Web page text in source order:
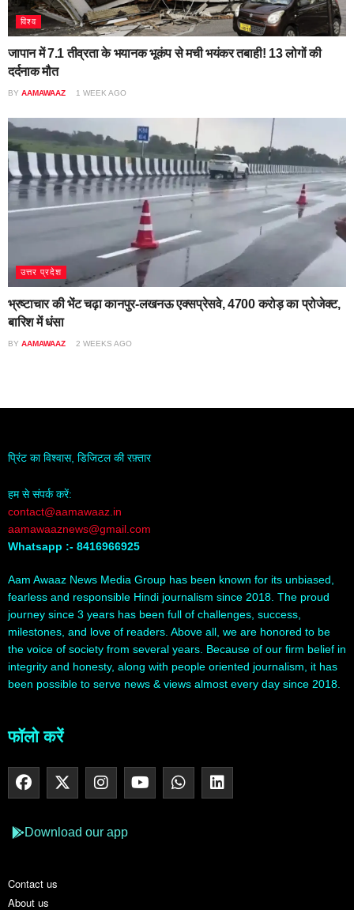
विश्व
जापान में 7.1 तीव्रता के भयानक भूकंप से मची भयंकर तबाही! 13 लोगों की
दर्दनाक मौत
BY AAMAWAAZ 1 WEEK AGO
उत्तर प्रदेश
भ्रष्टाचार की भेंट चढ़ा कानपुर-लखनऊ एक्सप्रेसवे, 4700 करोड़ का प्रोजेक्ट,
बारिश में धंसा
BY AAMAWAAZ 2 WEEKS AGO
प्रिंट का विश्वास, डिजिटल की रफ़्तार
हम से संपर्क करें:
contact@aamawaaz.in
aamawaaznews@gmail.com
Whatsapp :- 8416966925
Aam Awaaz News Media Group has been known for its unbiased,
fearless and responsible Hindi journalism since 2018. The proud
journey since 3 years has been full of challenges, success,
milestones, and love of readers. Above all, we are honored to be
the voice of society from several years. Because of our firm belief in
integrity and honesty, along with people oriented journalism, it has
been possible to serve news & views almost every day since 2018.
फॉलो करें
Download our app
Contact us
About us